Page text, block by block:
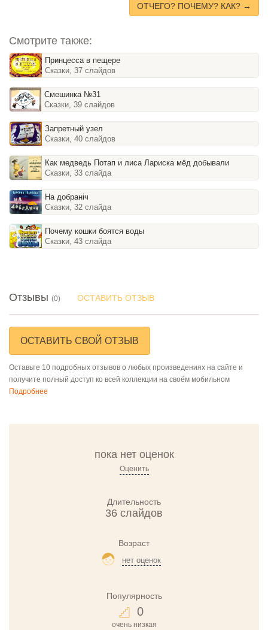
ОТЧЕГО? ПОЧЕМУ? КАК? →
Смотрите также:
Принцесса в пещере
Сказки, 37 слайдов
Смешинка №31
Сказки, 39 слайдов
Запретный узел
Сказки, 40 слайдов
Как медведь Потап и лиса Лариска мёд добывали
Сказки, 33 слайда
На добранiч
Сказки, 32 слайда
Почему кошки боятся воды
Сказки, 43 слайда
Отзывы (0) ОСТАВИТЬ ОТЗЫВ
ОСТАВИТЬ СВОЙ ОТЗЫВ
Оставьте 10 подробных отзывов о любых произведениях на сайте и
получите полный доступ ко всей коллекции на своём мобильном
Подробнее
пока нет оценок
Оценить
Длительность
36 слайдов
Возраст
нет оценок
Популярность
0
очень низкая